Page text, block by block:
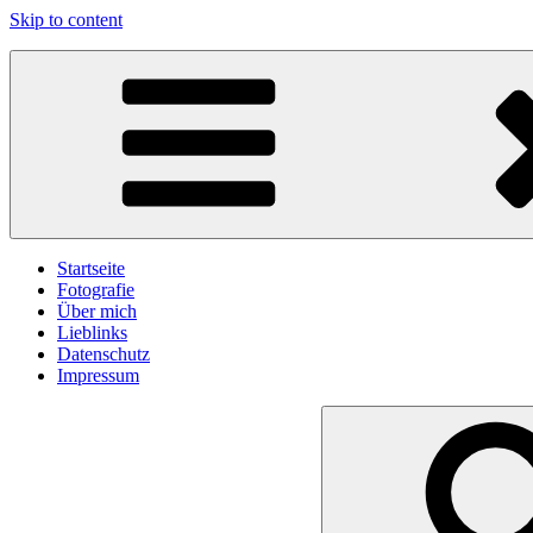
Skip to content
gawlicksgedanke
Startseite
Fotografie
Über mich
Lieblinks
Datenschutz
Impressum